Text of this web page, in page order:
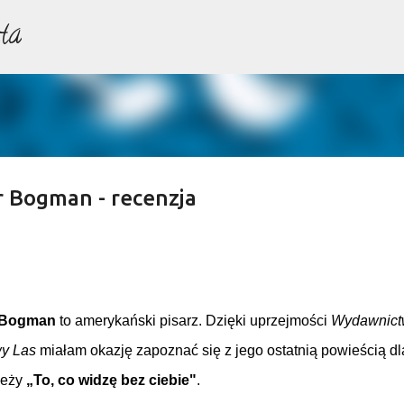
- recenzja
to amerykański pisarz. Dzięki uprzejmości
Las miałam okazję zapoznać się z jego ostatnią powieścią
„To, co widzę bez ciebie".